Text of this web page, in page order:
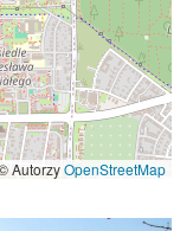
AutorzyOpenStreetMap